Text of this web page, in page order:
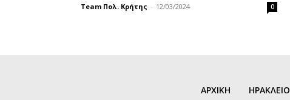
Team Πολ. Κρήτης - 12/03/2024 0
ΑΡΧΙΚΗ ΗΡΑΚΛΕΙΟ